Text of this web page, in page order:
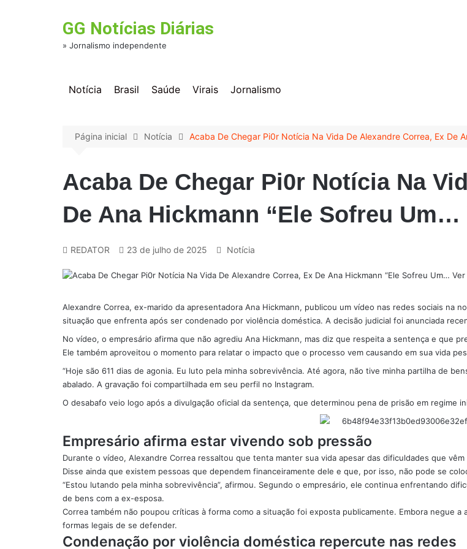
GG Notícias Diárias
» Jornalismo independente
Notícia Brasil Saúde Virais Jornalismo
Página inicial Notícia Acaba De Chegar Pi0r Notícia Na Vida De Alexandre Correa, Ex De
Acaba De Chegar Pi0r Notícia Na
De Ana Hickmann “Ele Sofreu Um…
REDATOR 23 de julho de 2025 Notícia
Alexandre Correa, ex-marido da apresentadora Ana Hickmann, publicou um vídeo nas redes sociais na
situação que enfrenta após ser condenado por violência doméstica. A decisão judicial foi anunciada
No vídeo, o empresário afirma que não agrediu Ana Hickmann, mas diz que respeita a sentença e que
Ele também aproveitou o momento para relatar o impacto que o processo vem causando em sua vida
“Hoje são 611 dias de agonia. Eu luto pela minha sobrevivência. Até agora, não tive minha partilha de
abalado. A gravação foi compartilhada em seu perfil no Instagram.
O desabafo veio logo após a divulgação oficial da sentença, que determinou pena de prisão em regime
Empresário afirma estar vivendo sob pressão
Durante o vídeo, Alexandre Correa ressaltou que tenta manter sua vida apesar das dificuldades que
Disse ainda que existem pessoas que dependem financeiramente dele e que, por isso, não pode se
“Estou lutando pela minha sobrevivência”, afirmou. Segundo o empresário, ele continua enfrentando
de bens com a ex-esposa.
Correa também não poupou críticas à forma como a situação foi exposta publicamente. Embora negue
formas legais de se defender.
Condenação por violência doméstica repercute nas redes